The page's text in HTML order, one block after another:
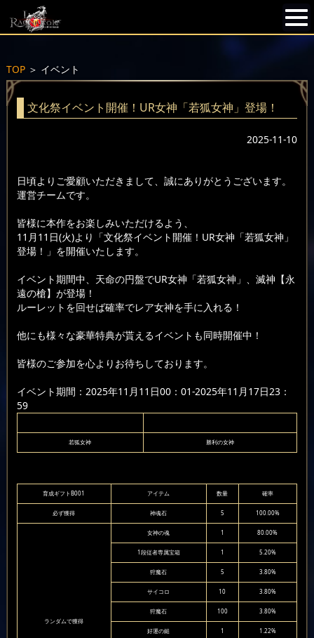
TOP＞ イベント
文化祭イベント開催！UR女神「若狐女神」登場！
2025-11-10
日頃よりご愛顧いただきまして、誠にありがとうございます。
運営チームです。
皆様に本作をお楽しみいただけるよう、
11月11日(火)より「文化祭イベント開催！UR女神「若狐女神」
登場！」を開催いたします。
イベント期間中、天命の円盤でUR女神「若狐女神」、滅神【永
遠の槍】が登場！
ルーレットを回せば確率でレア女神を手に入れる！
他にも様々な豪華特典が貰えるイベントも同時開催中！
皆様のご参加を心よりお待ちしております。
イベント期間：2025年11月11日00：01-2025年11月17日23：
59
若狐女神 勝利の女神
育成ギフトB001 アイテム 数量 確率
必ず獲得 神魂石 5 100.00%
ランダムで獲得
女神の魂 1 80.00%
1段従者専属宝箱 1 5.20%
狩魔石 5 3.80%
サイコロ 10 3.80%
狩魔石 100 3.80%
好運の鎚 1 1.22%